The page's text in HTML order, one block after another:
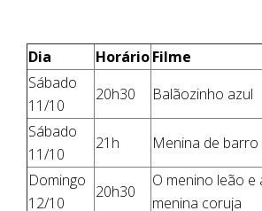
Dia HorárioFilme
Sábado
11/10
20h30 Balãozinho azul
Sábado
11/10
21h Menina de barro
Domingo
12/10
20h30
O menino leão e
menina coruja